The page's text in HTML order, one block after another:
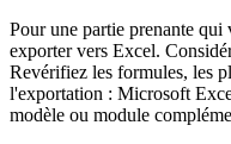
Pour une partie prenante
exporter vers Excel.
Revérifiez les formules, les
l'exportation : Microsoft
modèle ou module